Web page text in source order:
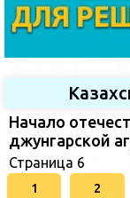
Начало
джунгарской
Страница 6
1 2